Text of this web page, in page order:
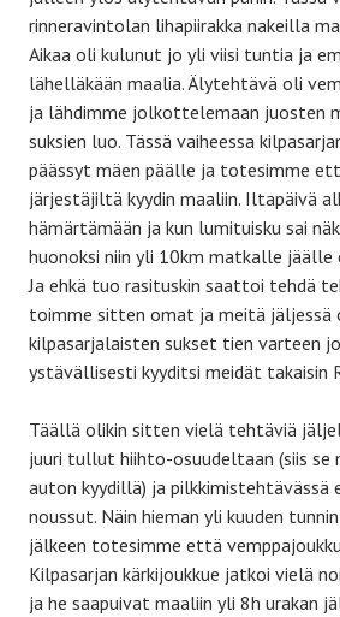
rinneravintolan lihapiirakka nakeilla
Aikaa oli kulunut jo yli viisi tuntia ja
lähelläkään maalia. Älytehtävä oli
ja lähdimme jolkottelemaan juosten
suksien luo. Tässä vaiheessa
päässyt mäen päälle ja totesimme
järjestäjiltä kyydin maaliin. Iltapäivä
hämärtämään ja kun lumituisku sai
huonoksi niin yli 10km matkalle
Ja ehkä tuo rasituskin saattoi tehdä
toimme sitten omat ja meitä jäljessä
kilpasarjalaisten sukset tien varteen
ystävällisesti kyyditsi meidät takaisin
Täällä olikin sitten vielä tehtäviä
juuri tullut hiihto-osuudeltaan (siis se
auton kyydillä) ja pilkkimistehtävässä
noussut. Näin hieman yli kuuden
jälkeen totesimme että
Kilpasarjan kärkijoukkue jatkoi vielä
ja he saapuivat maaliin yli 8h urakan